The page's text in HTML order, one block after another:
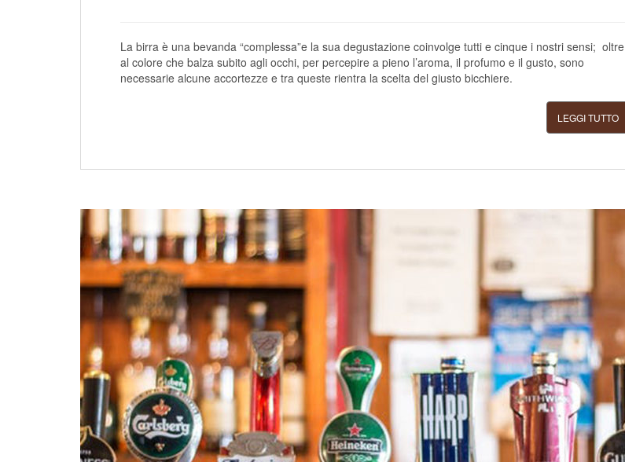
La birra è una bevanda “complessa”e la sua degustazione coinvolge tutti e cinque i nostri sensi; oltre
al colore che balza subito agli occhi, per percepire a pieno l’aroma, il profumo e il gusto, sono
necessarie alcune accortezze e tra queste rientra la scelta del giusto bicchiere.
LEGGI TUTTO